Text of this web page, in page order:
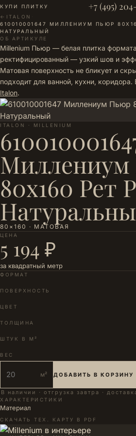
КУПИ ПЛИТКУ +7 (495)
← ITALON ·
610010001647 МИЛЛЕНИУМ ПЬЮР
НАТУРАЛЬНЫЙ
ОБ АРТИКУЛЕ
Millenium Пьюр — белая плитка
ректифицированный — узкий шов и
Матовая поверхность не бликует и
подходит для ванной, кухни,
Italon.
ITALON · MILLENIUM
80х160 Рет
80×160 · МАТОВАЯ
ЦЕНА
5 194 ₽
за квадратный метр
ФОРМАТ
ПОВЕРХНОСТЬ
ЦВЕТ
ТОЛЩИНА
ШТУК В М²
ВЕС
м² ДОБАВИТЬ В КОРЗИНУ
В наличии · отгрузка завтра ·
ХАРАКТЕРИСТИКИ
Материал
СКАЧАТЬ ТЕХ. КАРТУ В PDF